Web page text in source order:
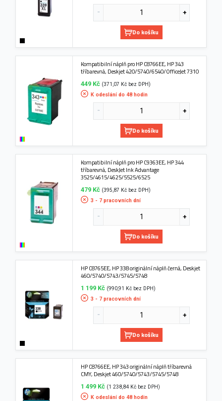
Do košíku
Kompatibilní náplň pro HP C8766EE, HP 343
tříbarevná, Deskjet 420/5740/6540/OfficeJet 7310
449 Kč (371,07 Kč bez DPH)
K odeslání do 48 hodin
Do košíku
Kompatibilní náplň pro HP C9363EE, HP 344
tříbarevná, DeskJet Ink Advantage
3525/4615/4625/5525/6525
479 Kč (395,87 Kč bez DPH)
3 - 7 pracovních dní
Do košíku
HP C8765EE, HP 338 originální náplň černá, Deskjet
460/5740/5743/5745/5748
1 199 Kč (990,91 Kč bez DPH)
3 - 7 pracovních dní
Do košíku
HP C8766EE, HP 343 originální náplň tříbarevná
CMY, Deskjet 460/5740/5743/5745/5748
1 499 Kč (1 238,84 Kč bez DPH)
K odeslání do 48 hodin